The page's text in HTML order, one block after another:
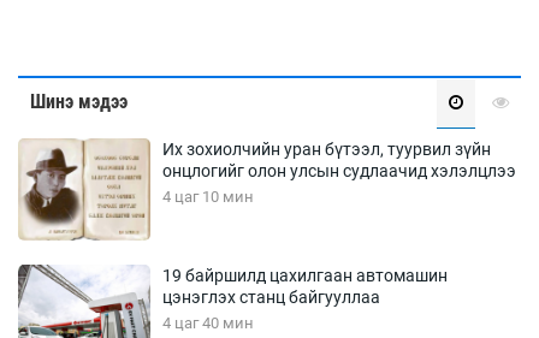
Шинэ мэдээ
Их зохиолчийн уран бүтээл, туурвил зүйн
онцлогийг олон улсын судлаачид хэлэлцлээ
4 цаг 10 мин
19 байршилд цахилгаан автомашин
цэнэглэх станц байгууллаа
4 цаг 40 мин